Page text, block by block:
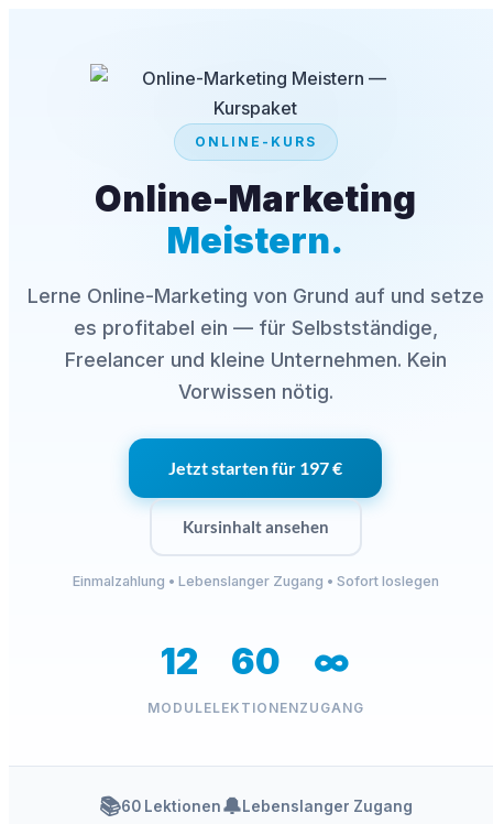
ONLINE-KURS
Online-Marketing
Meistern.
Lerne Online-Marketing von Grund auf und setze
es profitabel ein — für Selbstständige,
Freelancer und kleine Unternehmen. Kein
Vorwissen nötig.
Jetzt starten für 197 €
Kursinhalt ansehen
Einmalzahlung • Lebenslanger Zugang • Sofort loslegen
12
MODULE
60
LEKTIONEN
∞
ZUGANG
📚60 Lektionen🔔Lebenslanger Zugang